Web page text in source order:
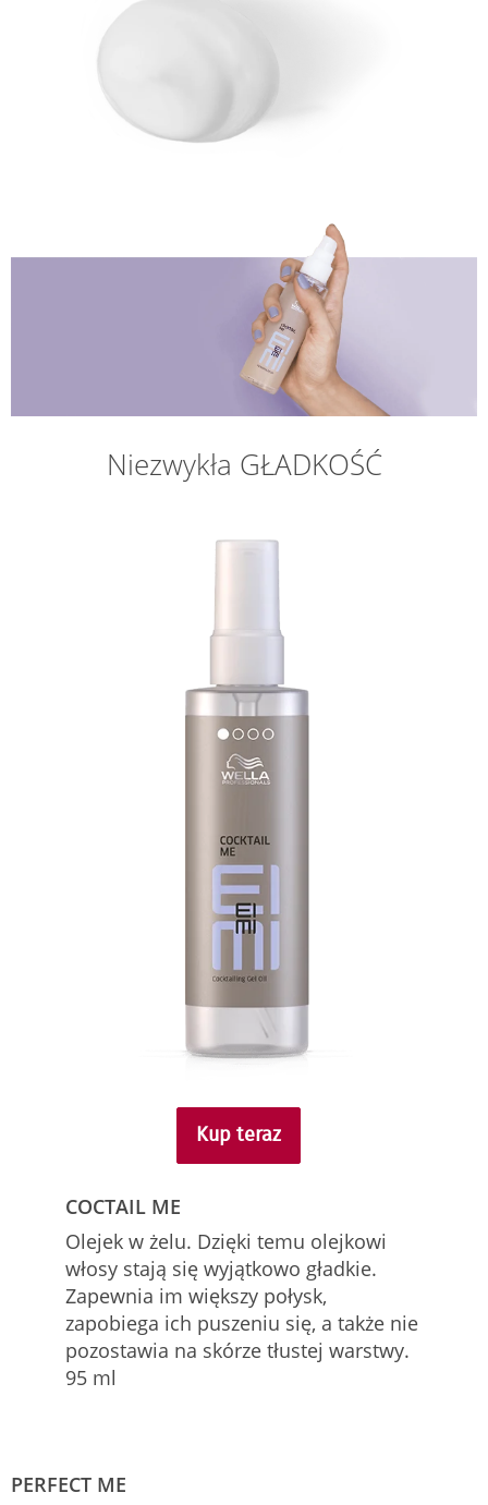
Niezwykła GŁADKOŚĆ
Kup teraz
COCTAIL ME
Olejek w żelu. Dzięki temu olejkowi
włosy stają się wyjątkowo gładkie.
Zapewnia im większy połysk,
zapobiega ich puszeniu się, a także nie
pozostawia na skórze tłustej warstwy.
95 ml
PERFECT ME